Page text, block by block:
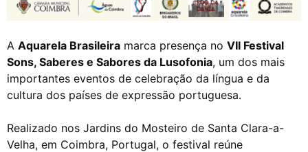
A Aquarela Brasileira marca presença no VII Festival
Sons, Saberes e Sabores da Lusofonia, um dos mais
importantes eventos de celebração da língua e da
cultura dos países de expressão portuguesa.
Realizado nos Jardins do Mosteiro de Santa Clara-a-
Velha, em Coimbra, Portugal, o festival reúne